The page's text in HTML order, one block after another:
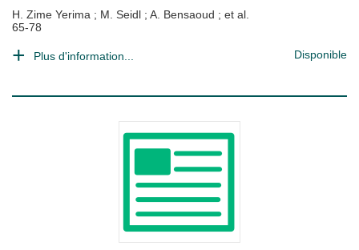
H. Zime Yerima ; M. Seidl ; A. Bensaoud ; et al.
65-78
Plus d'information... Disponible